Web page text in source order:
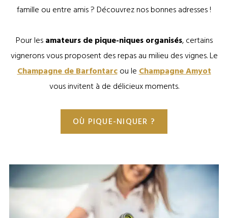
famille ou entre amis ? Découvrez nos bonnes adresses !
Pour lesamateurs de pique-niques organisés, certains
vignerons vous proposent des repas au milieu des vignes. Le
Champagne de Barfontarcou leChampagne Amyot
vous invitent à de délicieux moments.
OÙ PIQUE-NIQUER ?